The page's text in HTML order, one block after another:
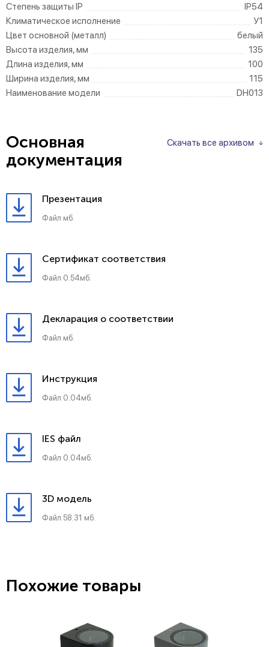
Степень защиты IP
IP54
Климатическое исполнение
У1
Цвет основной (металл)
белый
Высота изделия, мм
135
Длина изделия, мм
100
Ширина изделия, мм
115
Наименование модели
DH013
Скачать все архивом
Основная
документация
Презентация
Файл мб.
Сертификат соответствия
Файл 0.54мб.
Декларация о соответствии
Файл мб.
Инструкция
Файл 0.04мб.
IES файл
Файл 0.04мб.
3D модель
Файл 58.31 мб.
Похожие товары